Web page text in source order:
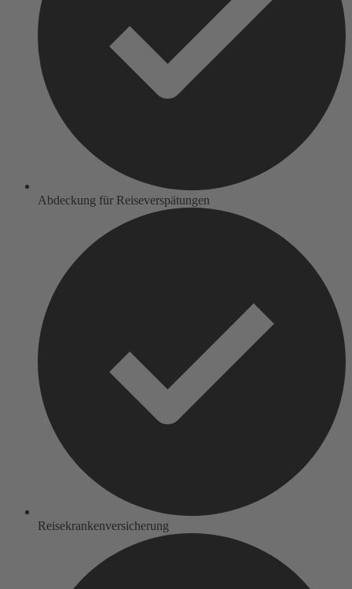
Abdeckung für Reiseverspätungen
Reisekrankenversicherung